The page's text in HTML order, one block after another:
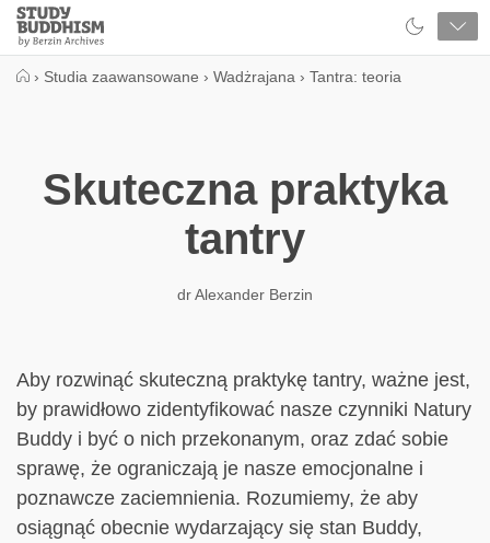
Close
Study
Buddhism
› Studia zaawansowane › Wadżrajana › Tantra: teoria
Skuteczna praktyka
tantry
dr Alexander Berzin
Aby rozwinąć skuteczną praktykę tantry, ważne jest,
by prawidłowo zidentyfikować nasze czynniki Natury
Buddy i być o nich przekonanym, oraz zdać sobie
sprawę, że ograniczają je nasze emocjonalne i
poznawcze zaciemnienia. Rozumiemy, że aby
osiągnąć obecnie wydarzający się stan Buddy,